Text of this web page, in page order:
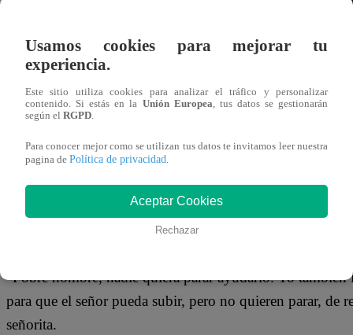
Redacción Latina
Un señor esperaba el bus que lo llevase a su destino,
no podía subir por su cuenta. Lo peor era que ninguna
ayudarlo. Entonces una joven decidió grabar el
“Pobre hombre, nadie quiera parar ayudarlo. Yo
para que el señor pueda subir, pero no quieren parar, de
señorita.
Usamos cookies para mejorar tu
experiencia.
Este sitio utiliza cookies para analizar el tráfico y personalizar
contenido. Si estás en la Unión Europea , tus datos se gestionarán
según el RGPD
Para conocer mejor como se utilizan tus datos te invitamos leer nuestra
pagina de Política de privacidad
Aceptar Cookies
Rechazar